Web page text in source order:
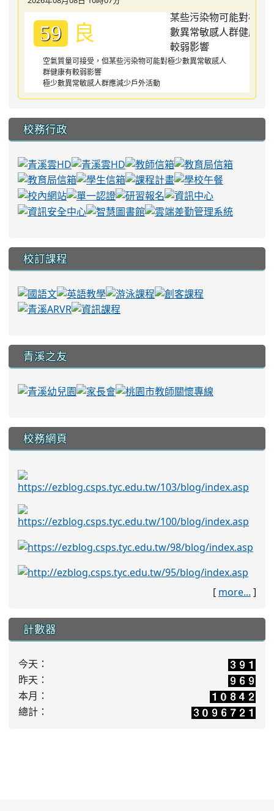
59 良
空氣質量可接受，但某些污染物可能對極少數異常敏感人
群健康有較弱影響
極少數異常敏感人群應減少戶外活動
校務行政
校訂課程
青溪之友
校務網頁
[ more... ]
計數器
今天：
昨天：
本月：
總計：